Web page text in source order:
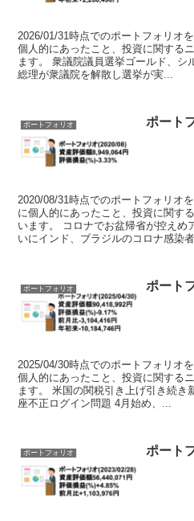
2026/01/31時点でのポートフォリオ
個人的にあったこと、投資に関する
ます。 衆議院議員選挙ゴールド、
総理が衆議院を解散し選挙が実...
ポートフォリオ ポート
2020/08/31時点でのポートフォリオ
に個人的にあったこと、投資に関す
います。 コロナでお盆帰省が控えめ
いにインド、ブラジルのコロナ感染
ポートフォリオ ポート
2025/04/30時点でのポートフォリオ
個人的にあったこと、投資に関する
ます。 米国の関税引き上げ引き続き
座不正ログイン問題 4月始め、...
ポートフォリオ ポート